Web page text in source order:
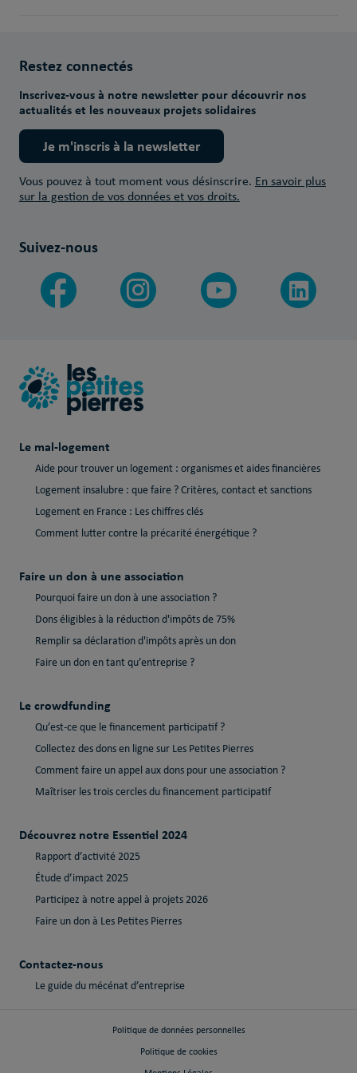
Restez connectés
Inscrivez-vous à notre newsletter pour découvrir nos
actualités et les nouveaux projets solidaires
Je m'inscris à la newsletter
Vous pouvez à tout moment vous désinscrire. En savoir plus
sur la gestion de vos données et vos droits.
Suivez-nous
Le mal-logement
Aide pour trouver un logement : organismes et aides financières
Logement insalubre : que faire ? Critères, contact et sanctions
Logement en France : Les chiffres clés
Comment lutter contre la précarité énergétique ?
Faire un don à une association
Pourquoi faire un don à une association ?
Dons éligibles à la réduction d'impôts de 75%
Remplir sa déclaration d'impôts après un don
Faire un don en tant qu’entreprise ?
Le crowdfunding
Qu’est-ce que le financement participatif ?
Collectez des dons en ligne sur Les Petites Pierres
Comment faire un appel aux dons pour une association ?
Maîtriser les trois cercles du financement participatif
Découvrez notre Essentiel 2024
Rapport d’activité 2025
Étude d’impact 2025
Participez à notre appel à projets 2026
Faire un don à Les Petites Pierres
Contactez-nous
Le guide du mécénat d’entreprise
Politique de données personnelles
Politique de cookies